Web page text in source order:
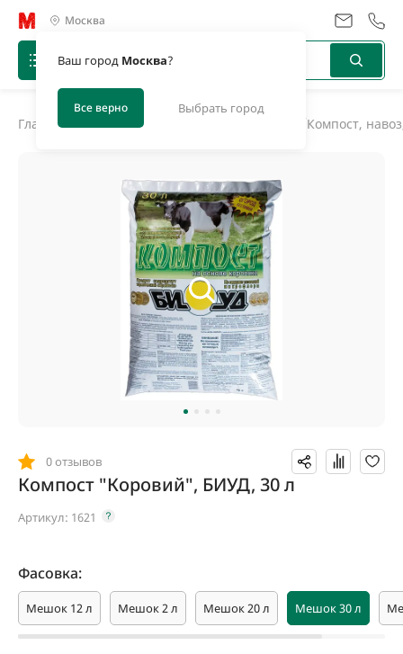
Москва
Ваш город Москва?
Все верно Выбрать город
Главная Грунт, торф, навоз, компост /Компост,
0 отзывов
Компост "Коровий", БИУД, 30 л
Артикул: 1621
Фасовка:
Мешок 12 л Мешок 2 л Мешок 20 л Мешок 30 л